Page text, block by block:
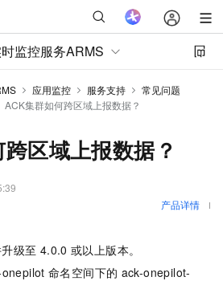
监控服务ARMS
应用监控 服务支持
常见问题
ACK集群如何跨区域上报数据？
区域上报数据？
产品详情
级至 4.0.0 或以上版本。
命名空间下的 ack-onepilot-